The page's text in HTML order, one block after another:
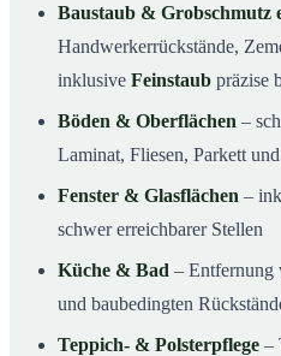
Baustaub & Grobschmutz
Handwerkerrückstände,
inklusive Feinstaub präzise
Böden & Oberflächen –
Laminat, Fliesen, Parkett
Fenster & Glasflächen –
schwer erreichbarer Stellen
Küche & Bad – Entfernung
und baubedingten
Teppich- & Polsterpflege –